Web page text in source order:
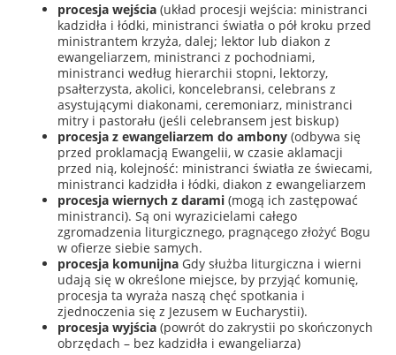
procesja wejścia (układ procesji wejścia: ministranci
kadzidła i łódki, ministranci światła o pół kroku przed
ministrantem krzyża, dalej; lektor lub diakon z
ewangeliarzem, ministranci z pochodniami,
ministranci według hierarchii stopni, lektorzy,
psałterzysta, akolici, koncelebransi, celebrans z
asystującymi diakonami, ceremoniarz, ministranci
mitry i pastorału (jeśli celebransem jest biskup)
procesja z ewangeliarzem do ambony (odbywa się
przed proklamacją Ewangelii, w czasie aklamacji
przed nią, kolejność: ministranci światła ze świecami,
ministranci kadzidła i łódki, diakon z ewangeliarzem
procesja wiernych z darami (mogą ich zastępować
ministranci). Są oni wyrazicielami całego
zgromadzenia liturgicznego, pragnącego złożyć Bogu
w ofierze siebie samych.
procesja komunijna Gdy służba liturgiczna i wierni
udają się w określone miejsce, by przyjąć komunię,
procesja ta wyraża naszą chęć spotkania i
zjednoczenia się z Jezusem w Eucharystii).
procesja wyjścia (powrót do zakrystii po skończonych
obrzędach – bez kadzidła i ewangeliarza)